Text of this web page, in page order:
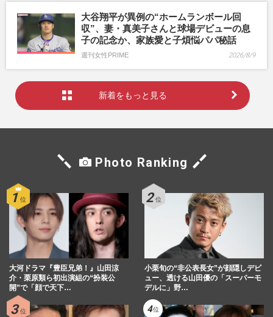
大谷翔平が異例の“ホームランボール回
収”、妻・真美子さんと球場デビューの息
子の記念か、家族愛と子煩悩パパ秘話
週刊女性PRIME 2026/8/9
新着をもっと見る
Photo Ranking
大河ドラマ『豊臣兄弟！』山田涼
介・栗原類ら初出演組の“扮装公
開”で「顔で天下…
小栗旬の“非公表長女”が顔隠しデビ
ュー、透ける山田優の「スーパーモ
デルに」野…